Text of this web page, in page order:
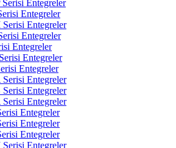
Entegreler
Entegreler
Entegreler
Entegreler
Entegreler
Entegreler
Entegreler
Entegreler
Entegreler
Serisi Entegreler
Entegreler
Entegreler
Entegreler
Serisi Entegreler